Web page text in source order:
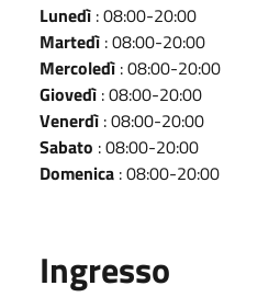
Lunedì : 08:00-20:00
Martedì : 08:00-20:00
Mercoledì : 08:00-20:00
Giovedì : 08:00-20:00
Venerdì : 08:00-20:00
Sabato : 08:00-20:00
Domenica : 08:00-20:00
Ingresso